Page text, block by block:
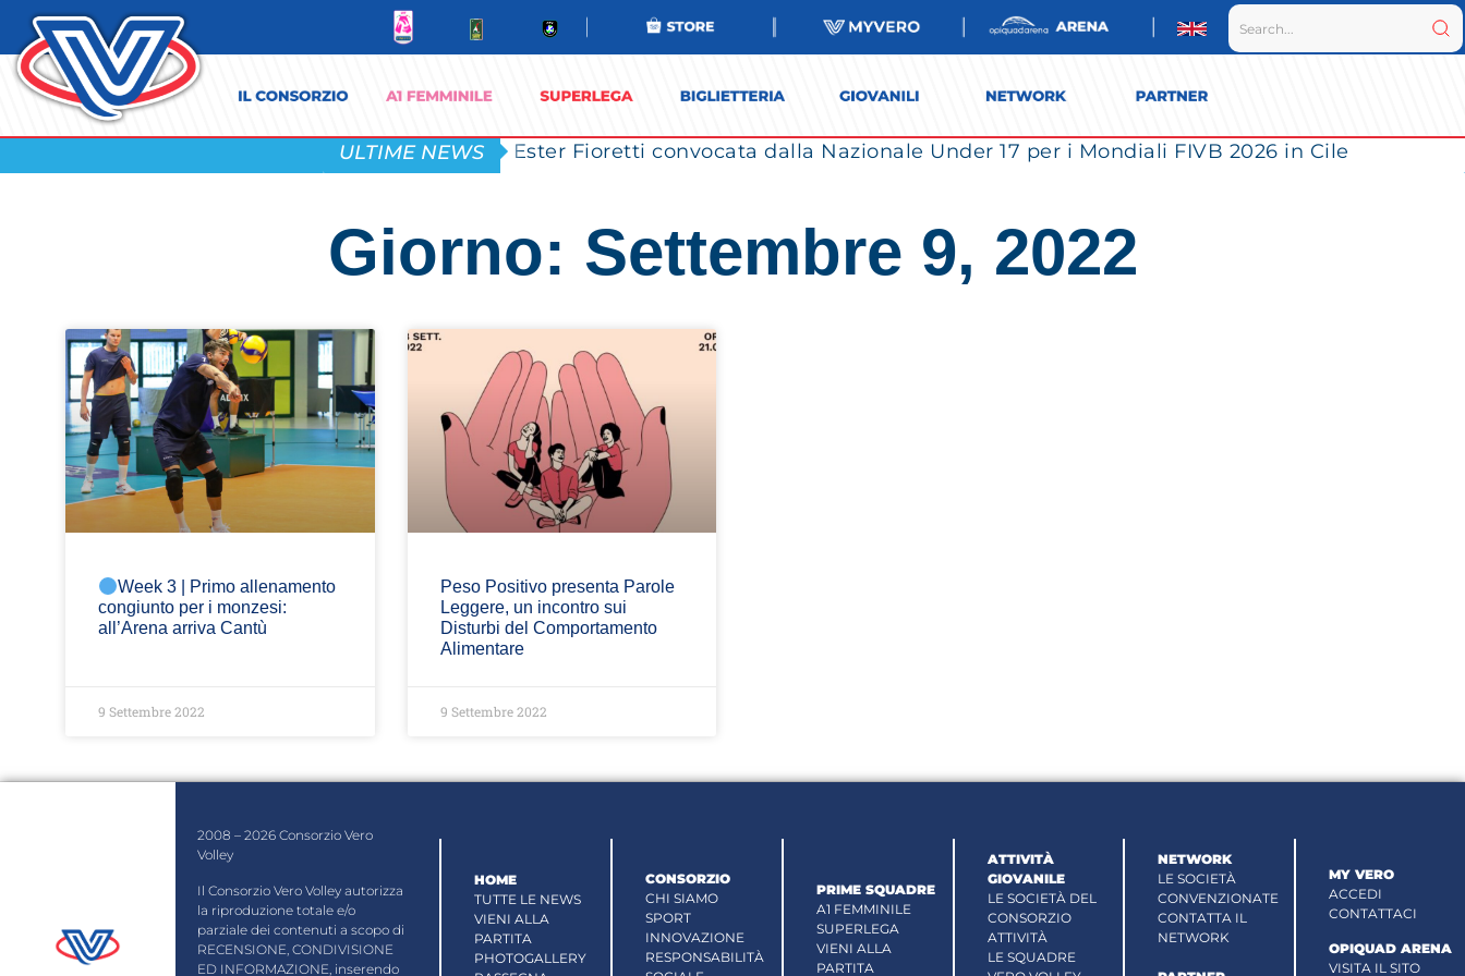
ULTIME NEWS Ester Fioretti convocata dalla Nazionale Under 17 per i Mondiali FIVB 2026 in Cile
Giorno: Settembre 9, 2022
Week 3 | Primo allenamento
congiunto per i monzesi:
all’Arena arriva Cantù
9 Settembre 2022
Peso Positivo presenta Parole
Leggere, un incontro sui
Disturbi del Comportamento
Alimentare
9 Settembre 2022
2008 – 2026 Consorzio Vero
Volley
Il Consorzio Vero Volley autorizza
la riproduzione totale e/o
parziale dei contenuti a scopo di
RECENSIONE, CONDIVISIONE
ED INFORMAZIONE, inserendo
HOME
TUTTE LE NEWS
VIENI ALLA
PARTITA
PHOTOGALLERY
CONSORZIO
CHI SIAMO
SPORT
INNOVAZIONE
RESPONSABILITÀ
PRIME SQUADRE
A1 FEMMINILE
SUPERLEGA
VIENI ALLA
PARTITA
ATTIVITÀ
GIOVANILE
LE SOCIETÀ DEL
CONSORZIO
ATTIVITÀ
LE SQUADRE
NETWORK
LE SOCIETÀ
CONVENZIONATE
CONTATTA IL
NETWORK
MY VERO
ACCEDI
CONTATTACI
OPIQUAD ARENA
VISITA IL SITO